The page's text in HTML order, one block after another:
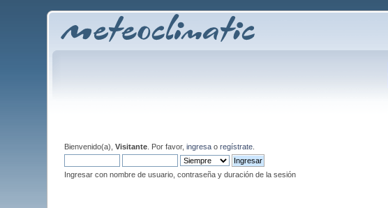
Bienvenido(a),Visitante . Por favor,ingresa oregístrate
Ingresar con nombre de usuario, contraseña y duración de la sesión